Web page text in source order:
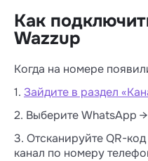
лично. Обычно у
красуется
7. Примите звонок
продиктует робот.
WhatsApp.
Как
Wazzup
Когда на номере
1. Зайдите в раздел
2. Выберите WhatsApp
3. Отсканируйте QR-
канал по номеру